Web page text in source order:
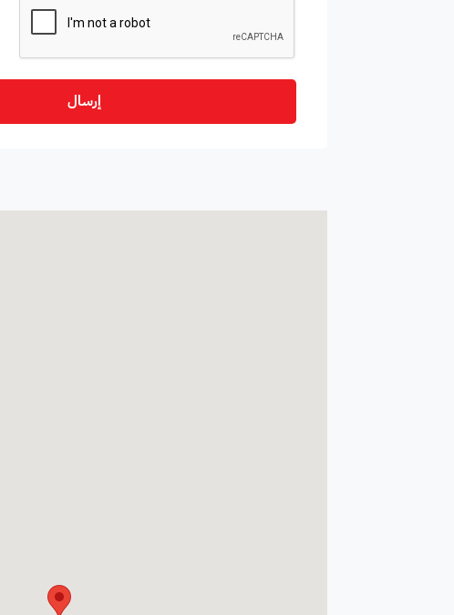
إرسال